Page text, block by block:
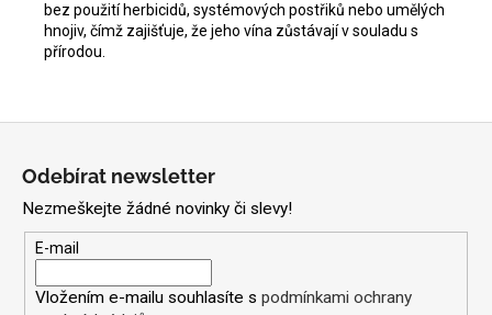
bez použití herbicidů, systémových postřiků nebo umělých
hnojiv, čímž zajišťuje, že jeho vína zůstávají v souladu s
přírodou.
Odebírat newsletter
Nezmeškejte žádné novinky či slevy!
E-mail
Vložením e-mailu souhlasíte s podmínkami ochrany